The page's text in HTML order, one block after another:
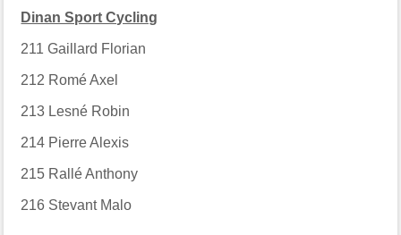
Dinan Sport Cycling
211 Gaillard Florian
212 Romé Axel
213 Lesné Robin
214 Pierre Alexis
215 Rallé Anthony
216 Stevant Malo